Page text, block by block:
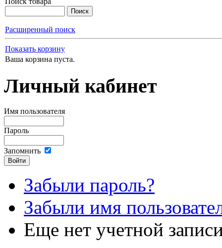
Расширенный поиск
Показать корзину
Ваша корзина пуста.
Личный кабинет
Имя пользователя
Пароль
Запомнить
Забыли пароль?
Забыли имя
Еще нет учетной